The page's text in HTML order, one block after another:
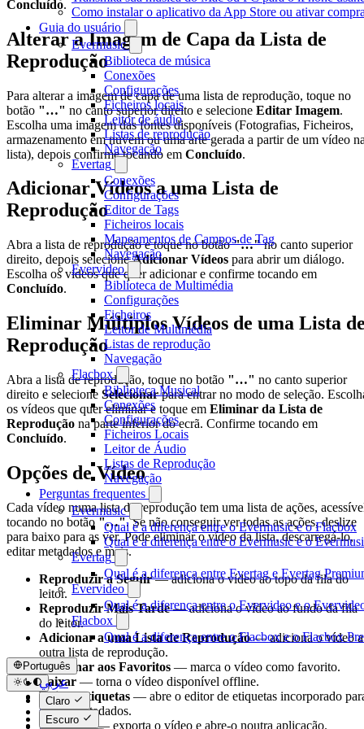
Como instalar o aplicativo da App Store ou ativar
Guia do usuário
Evermusic
Biblioteca de música
Conexões
Configurações
Ficheiros locais
Leitor de áudio
Listas de reprodução
Navegação
Evertag
Conexões
Configurações
Editor de Tags
Ficheiros locais
Mapeamentos de Campos de Tag
Navegação
Evervideo
Biblioteca de Multimédia
Configurações
Ficheiros
Leitor de Multimédia
Listas de reprodução
Navegação
Flacbox
Biblioteca Musical
Conexões
Configurações
Ficheiros Locais
Leitor de Áudio
Listas de Reprodução
Navegação
Perguntas frequentes
Evermusic
Qual é a diferença entre o Evermusic e o Flacbox
Qual é a diferença entre o Evermusic e o
Evertag
Qual é a diferença entre Evertag e Evertag
Evervideo
Qual é a diferença entre o Evervideo e o
Flacbox
Qual é a diferença entre o Flacbox e o Flacbox
Português
عربي
Català
Čeština
Dansk
Claro
Escuro
Concluído.
Alterar a Imagem de Capa da Lista de
Reprodução
Para alterar a imagem de capa de uma lista de reprodução, toque no
botão "…" no canto superior direito e selecione Editar Imagem.
Escolha uma imagem das fontes disponíveis (Fotografias, Ficheiros,
armazenamento em nuvem ou uma arte gerada a partir de um vídeo
lista), depois confirme tocando em Concluído.
Adicionar Vídeos a uma Lista de
Reprodução
Abra a lista de reprodução e toque no botão"…"no canto superior
direito, depois selecioneAdicionar Vídeos para abrir um diálogo.
Escolha os vídeos que quer adicionar e confirme tocando em
Concluído.
Eliminar Múltiplos Vídeos de uma Lista
Reprodução
Abra a lista de reprodução, toque no botão "…" no canto superior
direito e selecione Selecionarpara entrar no modo de seleção.
os vídeos que quer eliminar e toque em Eliminar da Lista de
Reprodução na parte inferior do ecrã. Confirme tocando em
Concluído.
Opções de Vídeo
Cada vídeo numa lista de reprodução tem uma lista de ações,
tocando no botão "…". Se não conseguir ver todas as ações, deslize
para baixo para as ver. Pode eliminar o vídeo da lista, descarregá-lo,
editar metadados e mais.
Reproduzir a Seguir— adiciona o vídeo ao topo da fila do
leitor.
Reproduzir Mais Tarde— adiciona o vídeo ao fundo da fila
do leitor.
Adicionar a uma Lista de Reprodução— adiciona o vídeo a
outra lista de reprodução.
Adicionar aos Favoritos — marca o vídeo como favorito.
Baixar — torna o vídeo disponível offline.
Editar Etiquetas — abre o editor de etiquetas incorporado
alterar metadados.
Abrir Em— exporta o vídeo e abre-o noutra aplicação.